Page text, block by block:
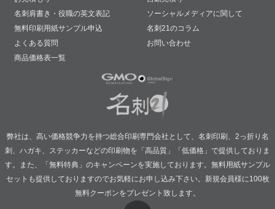
名刺肩書き・役職の英文表記
ソーシャルメディアに関して
無料印刷用紙サンプル申込
名刺21のコラム
よくある質問
お問い合わせ
商品価格表一覧
弊社は、高い価格競争力を持つ総合印刷専門会社として、名刺印刷、2っ折り名
刺、ハガキ、ステッカーなどの印刷物を「高品質」「低価格」で提供しておりま
す。また、「無料特典」のキャンペーンを実施しております。無料用紙サンプル
セットも提供しておりますのでお気軽にお申し込み下さい。新規会員様に100枚
無料クーポンをプレゼント致します。